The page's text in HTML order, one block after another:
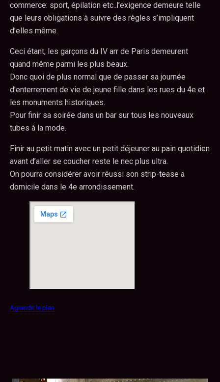
commerce: sport, épilation etc..l’exigence demeure telle
que leurs obligations à suivre des règles s’impliquent
d’elles même.
Ceci étant, les garçons du IV arr de Paris demeurent
quand même parmi les plus beaux.
Donc quoi de plus normal que de passer sa journée
d’enterrement de vie de jeune fille dans les rues du 4e et
les monuments historiques.
Pour finir sa soirée dans un bar sur tous les nouveaux
tubes à la mode.
Finir au petit matin avec un petit déjeuner au pain quotidien
avant d’aller se coucher reste le nec plus ultra.
On pourra considérer avoir réussi son strip-tease a
domicile dans le 4e arrondissement.
Agrandir le plan